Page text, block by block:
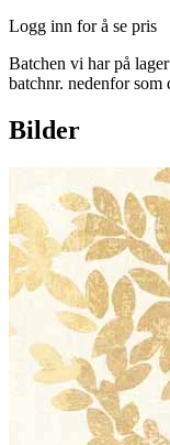
Logg inn for å se pris
Batchen vi har på
batchnr. nedenfor som
Bilder